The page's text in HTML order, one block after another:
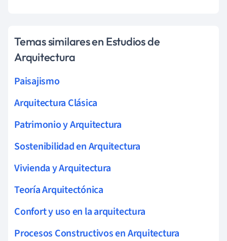
Temas similares en Estudios de
Arquitectura
Paisajismo
Arquitectura Clásica
Patrimonio y Arquitectura
Sostenibilidad en Arquitectura
Vivienda y Arquitectura
Teoría Arquitectónica
Confort y uso en la arquitectura
Procesos Constructivos en Arquitectura